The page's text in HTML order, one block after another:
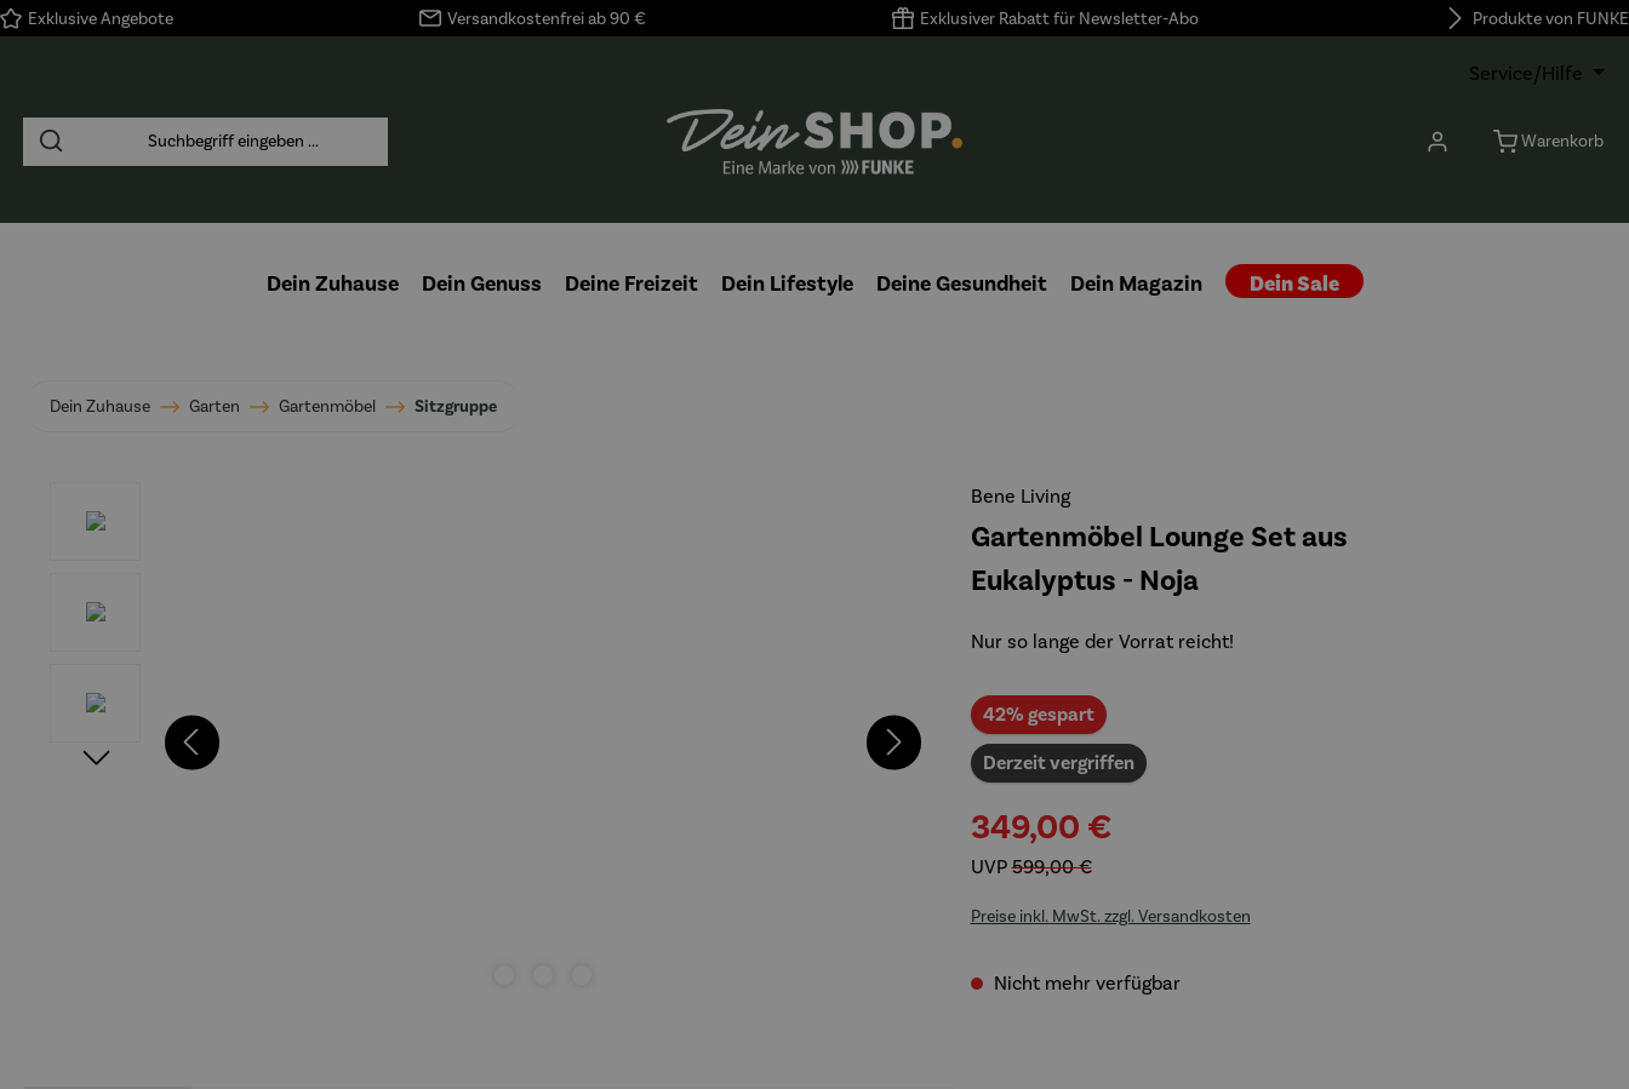
Zur Hauptnavigation springen
Exklusive Angebote Versandkostenfrei ab 90 € Exklusiver Rabatt für Newsletter-Abo Produkte von FUNKE
Service/Hilfe
Warenkorb
Dein Zuhause Dein Genuss Deine Freizeit Dein Lifestyle Deine Gesundheit Dein Magazin Dein Sale
Dein Zuhause Garten Gartenmöbel Sitzgruppe
Bene Living
Gartenmöbel Lounge Set aus
Eukalyptus - Noja
Nur so lange der Vorrat reicht!
Derzeit vergriffen
42% gespartRabatt
349,00 €
UVP599,00 €
Preise inkl. MwSt. zzgl. Versandkosten
Nicht mehr verfügbar